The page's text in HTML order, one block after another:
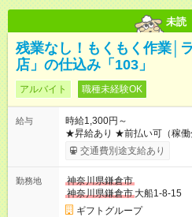
未読
残業なし！もくもく作業│
店」の仕込み「103」
アルバイト 職種未経験OK
給与
時給1,300円～
交通費別途支給あり
勤務地
神奈川県鎌倉市
神奈川県鎌倉市 大船1-8-15
ギフトグループ